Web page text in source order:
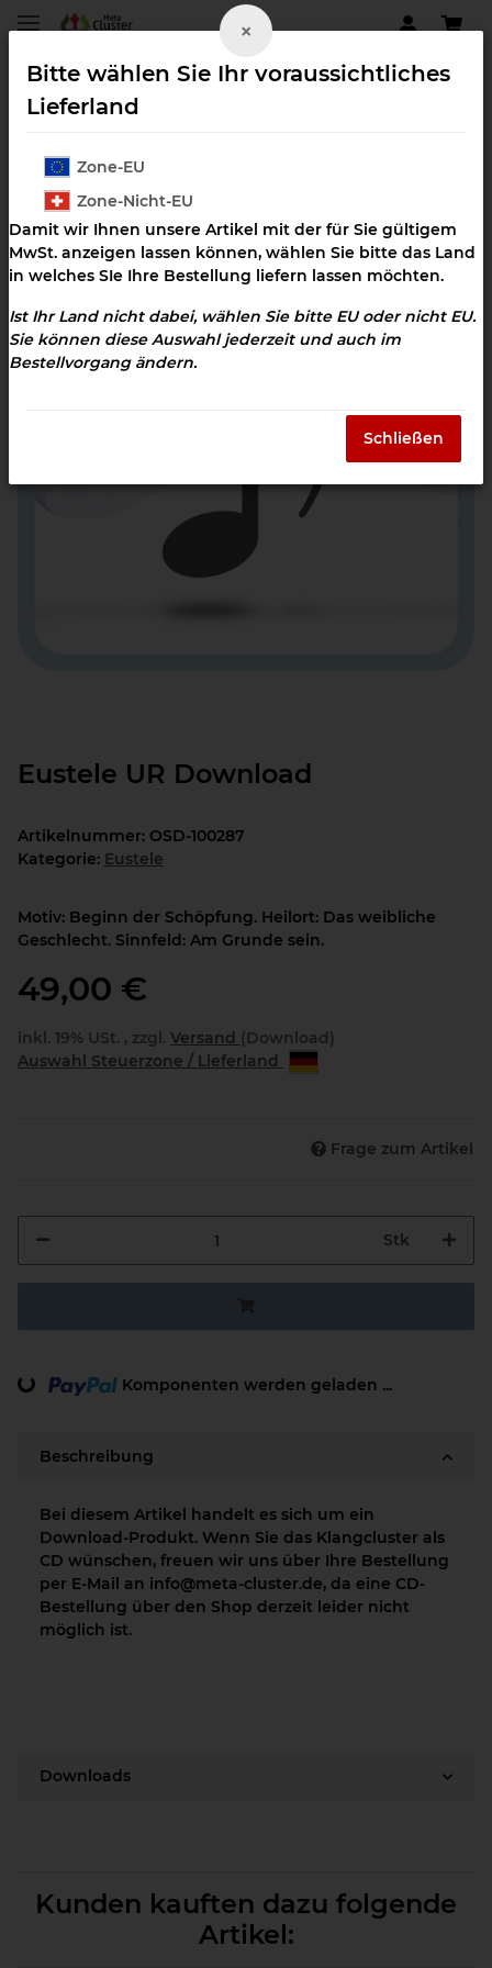
Eustele
Eustele UR Download
Artikelnummer: OSD-100287
Kategorie: Eustele
Motiv: Beginn der Schöpfung. Heilort: Das weibliche
Geschlecht. Sinnfeld: Am Grunde sein.
49,00 €
inkl. 19% USt. , zzgl. Versand (Download)
Auswahl Steuerzone / Lieferland
Frage zum Artikel
Stk
Loading... Komponenten werden geladen ...
Beschreibung
Bei diesem Artikel handelt es sich um ein
Download-Produkt. Wenn Sie das Klangcluster als
CD wünschen, freuen wir uns über Ihre Bestellung
per E-Mail an info@meta-cluster.de, da eine CD-
Bestellung über den Shop derzeit leider nicht
möglich ist.
Downloads
Kunden kauften dazu folgende
Artikel:
×
Bitte wählen Sie Ihr voraussichtliches
Lieferland
Zone-EU
Zone-Nicht-EU
Damit wir Ihnen unsere Artikel mit der für Sie gültigem
MwSt. anzeigen lassen können, wählen Sie bitte das Land
in welches SIe Ihre Bestellung liefern lassen möchten.
Ist Ihr Land nicht dabei, wählen Sie bitte EU oder nicht EU.
Sie können diese Auswahl jederzeit und auch im
Bestellvorgang ändern.
Schließen